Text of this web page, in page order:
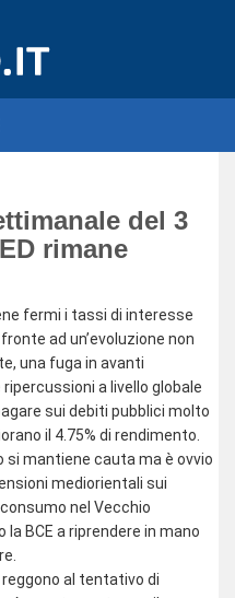
del 3
rimane
fermi i tassi di interesse
ad un’evoluzione non
una fuga in avanti
a livello globale
sui debiti pubblici molto
il 4.75% di rendimento.
si mantiene cauta ma è ovvio
mediorientali sui
nel Vecchio
BCE a riprendere in mano
reggono al tentativo di